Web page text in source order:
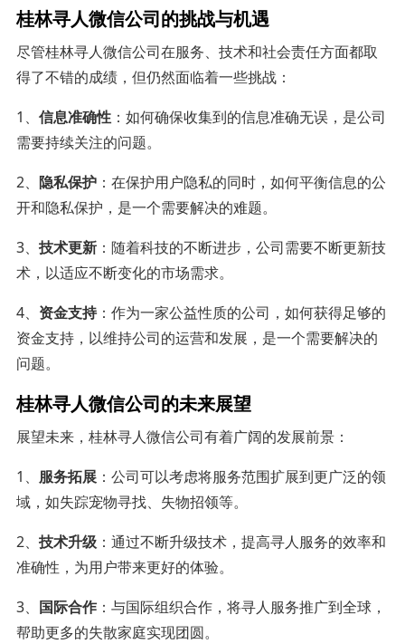
桂林寻人微信公司的挑战与机遇
尽管桂林寻人微信公司在服务、技术和社会责任方面都取
得了不错的成绩，但仍然面临着一些挑战：
1、 信息准确性：如何确保收集到的信息准确无误，是公司
需要持续关注的问题。
2、 隐私保护：在保护用户隐私的同时，如何平衡信息的公
开和隐私保护，是一个需要解决的难题。
3、 技术更新：随着科技的不断进步，公司需要不断更新技
术，以适应不断变化的市场需求。
4、 资金支持：作为一家公益性质的公司，如何获得足够的
资金支持，以维持公司的运营和发展，是一个需要解决的
问题。
桂林寻人微信公司的未来展望
展望未来，桂林寻人微信公司有着广阔的发展前景：
1、 服务拓展：公司可以考虑将服务范围扩展到更广泛的领
域，如失踪宠物寻找、失物招领等。
2、 技术升级：通过不断升级技术，提高寻人服务的效率和
准确性，为用户带来更好的体验。
3、 国际合作：与国际组织合作，将寻人服务推广到全球，
帮助更多的失散家庭实现团圆。